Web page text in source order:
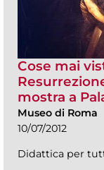
Cose mai
mostra a
Museo di Roma
10/07/2012
Didattica per